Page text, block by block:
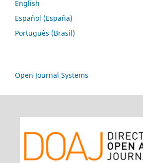
English
Español (España)
Português (Brasil)
Open Journal Systems